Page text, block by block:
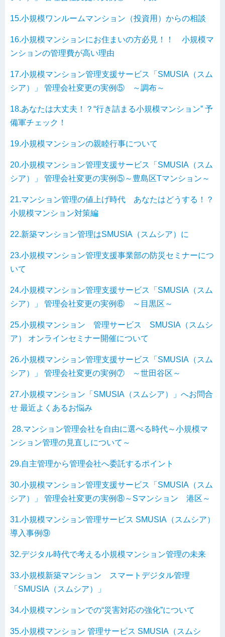
15.小規模ワンルームマンション（投資用）からの相談
16.小規模マンションにお住まいの方必見！！ 小規模マ
ンションの管理費が高い理由
17.小規模マンション管理支援サービス「SMUSIA（スム
シア）」 管理会社変更の実例⑤ ～調布～
18.あなたは大丈夫！？“行き詰まる小規模マンション” 予
備軍チェック！
19.小規模マンションの親睦行事について
20.小規模マンション管理支援サービス「SMUSIA（スム
シア）」 管理会社変更の実例⑤～豊島区Tマンション～
21.マンション管理の値上げ時代 あなたはどうする！？
小規模マンション対策編
22.新築マンション管理はSMUSIA（スムシア）に
23.小規模マンション管理支援事業部の防災セミナーにつ
いて
24.小規模マンション管理支援サービス「SMUSIA（スム
シア）」 管理会社変更の実例⑥ ～目黒区～
25.小規模マンション 管理サービス SMUSIA（スムシ
ア） オンラインセミナー開催について
26.小規模マンション管理支援サービス「SMUSIA（スム
シア）」 管理会社変更の実例⑦ ～世田谷区～
27.小規模マンション「SMUSIA（スムシア）」へお問合
せ 最近よくあるお悩み
28.マンション管理会社を自由に選べる時代～小規模マ
ンション管理の見直しについて～
29.自主管理から管理会社へ委託するポイント
30.小規模マンション管理支援サービス「SMUSIA（スム
シア）」 管理会社変更の実例⑧～Sマンション 港区～
31.小規模マンション管理サービス SMUSIA（スムシア）
導入事例⑨
32.デジタル時代で考える小規模マンション管理の未来
33.小規模新築マンション スマートデジタル管理
「SMUSIA（スムシア）」
34.小規模マンションでの“災害対応の強化”について
35.小規模マンション 管理サービス SMUSIA（スムシ